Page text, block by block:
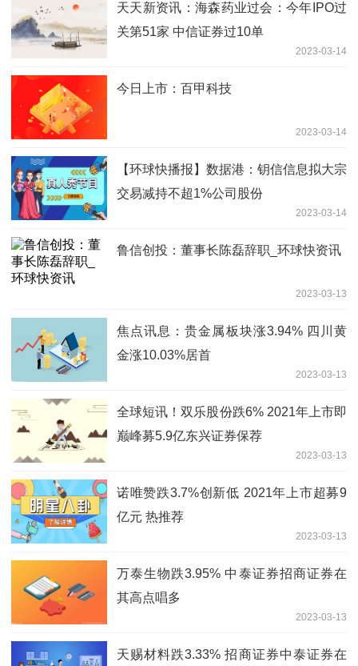
天天新资讯：海森药业过会：今年IPO过
关第51家 中信证券过10单
2023-03-14
今日上市：百甲科技
2023-03-14
【环球快播报】数据港：钥信信息拟大宗
交易减持不超1%公司股份
2023-03-14
鲁信创投：董事长陈磊辞职_环球快资讯
2023-03-13
焦点讯息：贵金属板块涨3.94% 四川黄
金涨10.03%居首
2023-03-13
全球短讯！双乐股份跌6% 2021年上市即
巅峰募5.9亿东兴证券保荐
2023-03-13
诺唯赞跌3.7%创新低 2021年上市超募9
亿元 热推荐
2023-03-13
万泰生物跌3.95% 中泰证券招商证券在
其高点唱多
2023-03-13
天赐材料跌3.33% 招商证券中泰证券在